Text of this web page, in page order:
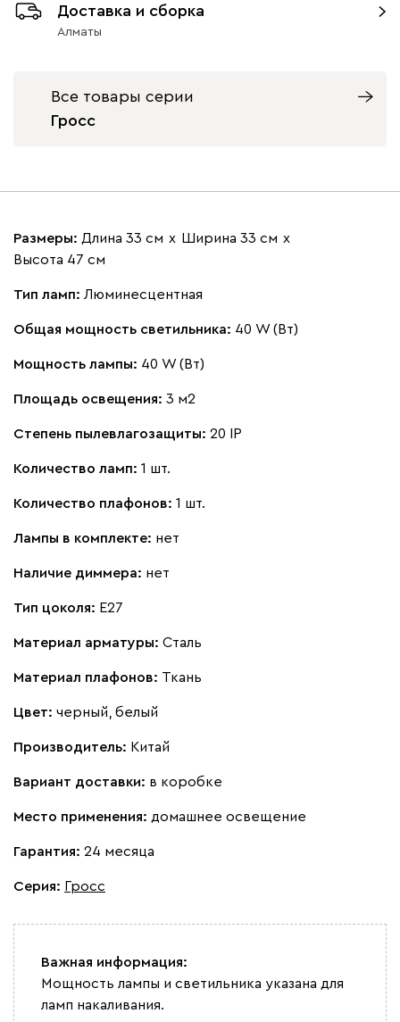
Доставка и сборка
Алматы
Все товары серии
Гросс
Размеры: Длина 33 см х Ширина 33 см х
Высота 47 см
Тип ламп: Люминесцентная
Общая мощность светильника: 40 W (Вт)
Мощность лампы: 40 W (Вт)
Площадь освещения: 3 м2
Степень пылевлагозащиты: 20 IP
Количество ламп: 1 шт.
Количество плафонов: 1 шт.
Лампы в комплекте: нет
Наличие диммера: нет
Тип цоколя: E27
Материал арматуры: Сталь
Материал плафонов: Ткань
Цвет: черный, белый
Производитель: Китай
Вариант доставки: в коробке
Место применения: домашнее освещение
Гарантия: 24 месяца
Серия: Гросс
Важная информация:
Мощность лампы и светильника указана для
ламп накаливания.